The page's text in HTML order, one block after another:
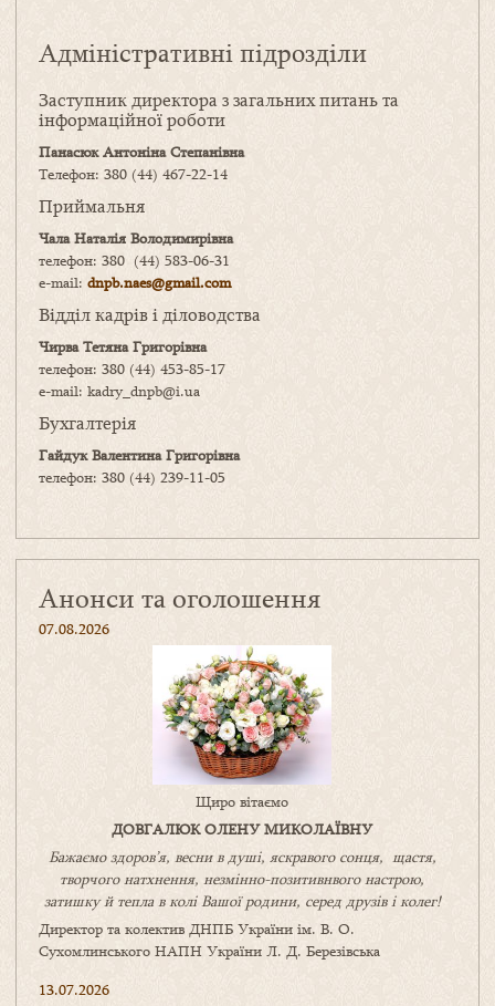
Адміністративні підрозділи
Заступник директора з загальних питань та
інформаційної роботи
Панасюк Антоніна Степанівна
Телефон: 380 (44) 467-22-14
Приймальня
Чала Наталія Володимирівна
телефон: 380 (44) 583-06-31
e-mail: dnpb.naes@gmail.com
Відділ кадрів і діловодства
Чирва Тетяна Григорівна
телефон: 380 (44) 453-85-17
e-mail: kadry_dnpb@i.ua
Бухгалтерія
Гайдук Валентина Григорівна
телефон: 380 (44) 239-11-05
Анонси та оголошення
07.08.2026
Щиро вітаємо
ДОВГАЛЮК ОЛЕНУ МИКОЛАЇВНУ
Бажаємо здоров’я, весни в душі, яскравого сонця, щастя,
творчого натхнення, незмінно-позитивнвого настрою,
затишкуйтепла в коліВашоїродини, серед друзів і колег!
Директор та колектив ДНПБ України ім. В. О.
Сухомлинського НАПН України Л. Д. Березівська
13.07.2026